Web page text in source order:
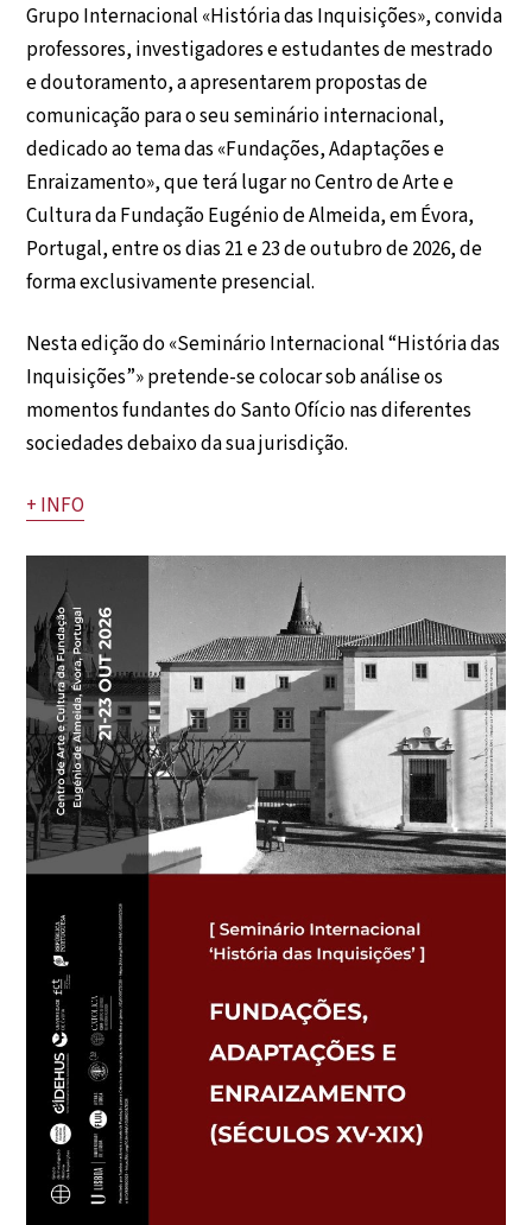
Grupo Internacional «História das Inquisições», convida
professores, investigadores e estudantes de mestrado
e doutoramento, a apresentarem propostas de
comunicação para o seu seminário internacional,
dedicado ao tema das «Fundações, Adaptações e
Enraizamento», que terá lugar no Centro de Arte e
Cultura da Fundação Eugénio de Almeida, em Évora,
Portugal, entre os dias 21 e 23 de outubro de 2026, de
forma exclusivamente presencial.
Nesta edição do «Seminário Internacional “História das
Inquisições”» pretende-se colocar sob análise os
momentos fundantes do Santo Ofício nas diferentes
sociedades debaixo da sua jurisdição.
+ INFO